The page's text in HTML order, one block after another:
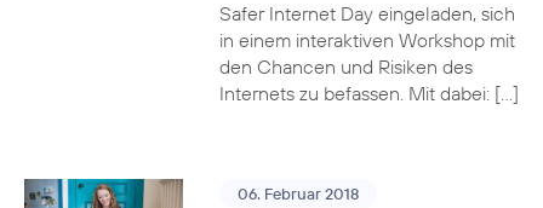
Safer Internet Day eingeladen, sich
in einem interaktiven Workshop mit
den Chancen und Risiken des
Internets zu befassen. Mit dabei: […]
06. Februar 2018